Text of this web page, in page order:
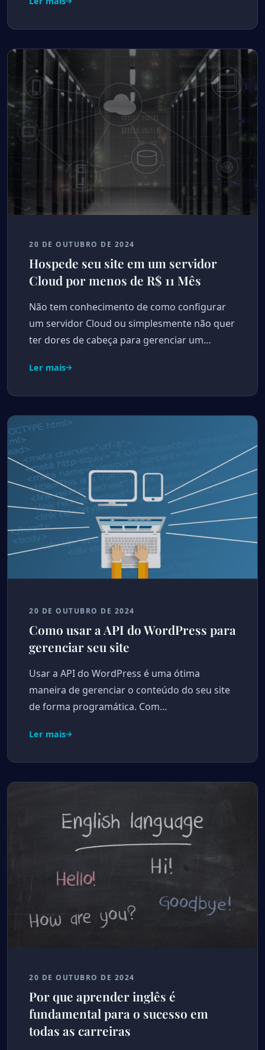
20 DE OUTUBRO DE 2024
Hospede seu site em um servidor
Cloud por menos de R$ 11 Mês
Não tem conhecimento de como configurar
um servidor Cloud ou simplesmente não quer
ter dores de cabeça para gerenciar um…
Ler mais
20 DE OUTUBRO DE 2024
Como usar a API do WordPress para
gerenciar seu site
Usar a API do WordPress é uma ótima
maneira de gerenciar o conteúdo do seu site
de forma programática. Com…
Ler mais
20 DE OUTUBRO DE 2024
Por que aprender inglês é
fundamental para o sucesso em
todas as carreiras